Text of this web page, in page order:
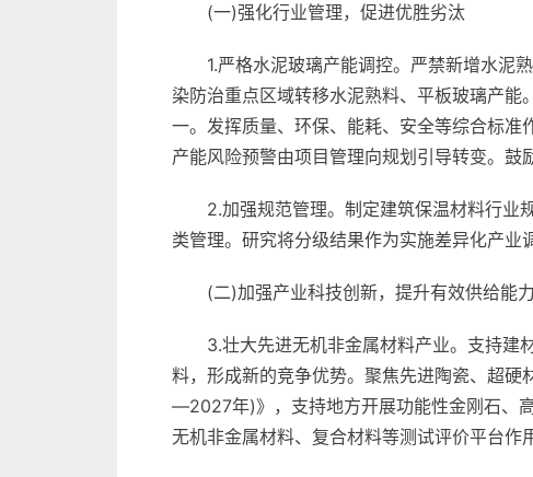
(一)强化行业管理，促进优胜劣汰
1.严格水泥玻璃产能调控。严禁新增水泥
染防治重点区域转移水泥熟料、平板玻璃产
一。发挥质量、环保、能耗、安全等综合标
产能风险预警由项目管理向规划引导转变。鼓
2.加强规范管理。制定建筑保温材料行业
类管理。研究将分级结果作为实施差异化产业
(二)加强产业科技创新，提升有效供给能力
3.壮大先进无机非金属材料产业。支持建
料，形成新的竞争优势。聚焦先进陶瓷、超
—2027年)》，支持地方开展功能性金刚石、
无机非金属材料、复合材料等测试评价平台作